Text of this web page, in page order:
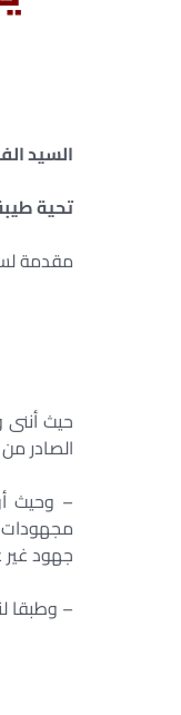
السيد
تحية
مقدمة
الصادر
– وحيث
جهود غير
– وطبقا لنص